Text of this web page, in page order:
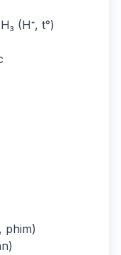
(H⁺, t°)
phim)